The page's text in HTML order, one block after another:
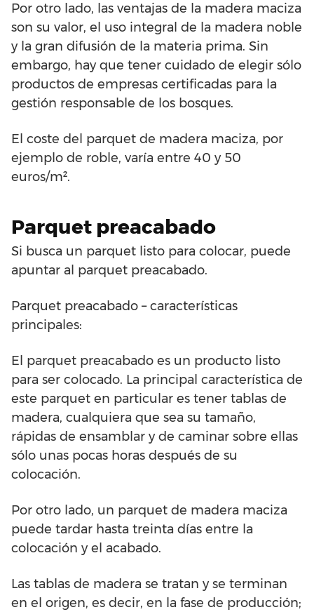
Por otro lado, las ventajas de la madera maciza
son su valor, el uso integral de la madera noble
y la gran difusión de la materia prima. Sin
embargo, hay que tener cuidado de elegir sólo
productos de empresas certificadas para la
gestión responsable de los bosques.
El coste del parquet de madera maciza, por
ejemplo de roble, varía entre 40 y 50
euros/m².
Parquet preacabado
Si busca un parquet listo para colocar, puede
apuntar al parquet preacabado.
Parquet preacabado – características
principales:
El parquet preacabado es un producto listo
para ser colocado. La principal característica de
este parquet en particular es tener tablas de
madera, cualquiera que sea su tamaño,
rápidas de ensamblar y de caminar sobre ellas
sólo unas pocas horas después de su
colocación.
Por otro lado, un parquet de madera maciza
puede tardar hasta treinta días entre la
colocación y el acabado.
Las tablas de madera se tratan y se terminan
en el origen, es decir, en la fase de producción;